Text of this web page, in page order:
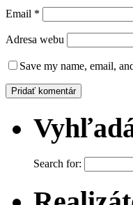
Email *
Adresa webu
Save my name, email,
Search for: